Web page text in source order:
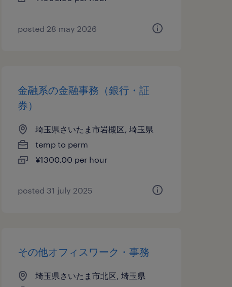
posted 28 may 2026
金融系の金融事務（銀行・証
券）
埼玉県さいたま市岩槻区, 埼玉県
temp to perm
¥1300.00 per hour
posted 31 july 2025
その他オフィスワーク・事務
埼玉県さいたま市北区, 埼玉県